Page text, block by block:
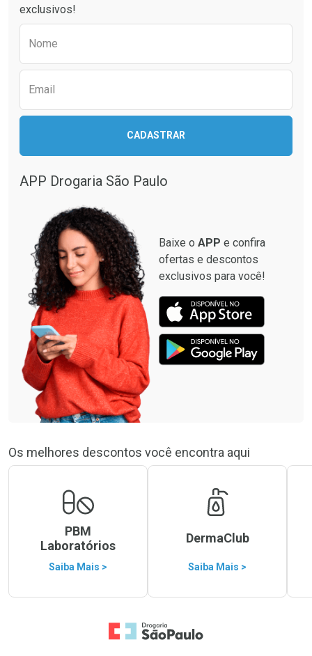
exclusivos!
Nome
Email
CADASTRAR
APP Drogaria São Paulo
Baixe o APP e confira
ofertas e descontos
exclusivos para você!
Os melhores descontos você encontra aqui
PBM
Laboratórios
Saiba Mais >
DermaClub
Saiba Mais >
Ir para a Home